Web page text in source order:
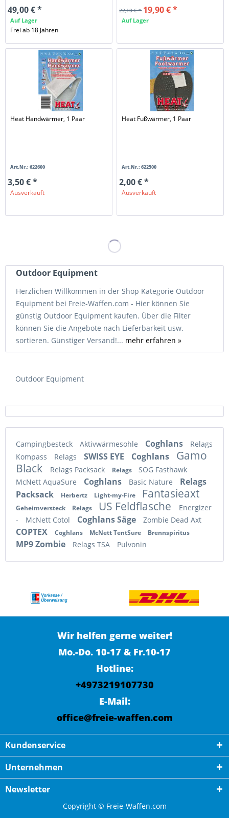
49,00 € *
Auf Lager
Frei ab 18 Jahren
22,10 € * 19,90 € *
Auf Lager
Heat Handwärmer, 1 Paar
Art.Nr.: 622600
3,50 € *
Ausverkauft
Heat Fußwärmer, 1 Paar
Art.Nr.: 622500
2,00 € *
Ausverkauft
Outdoor Equipment
Herzlichen Willkommen in der Shop Kategorie Outdoor
Equipment bei Freie-Waffen.com - Hier können Sie
günstig Outdoor Equipment kaufen. Über die Filter
können Sie die Angebote nach Lieferbarkeit usw.
sortieren. Günstiger Versand!... mehr erfahren »
Outdoor Equipment
Campingbesteck Aktivwärmesohle Coghlans
Relags
Kompass
Relags SWISS EYE Coghlans
Gamo
Black
Relags Packsack Relags
SOG Fasthawk
McNett AquaSure
Coghlans Basic Nature
Relags
Packsack
Herbertz Light-my-Fire Fantasieaxt
Geheimversteck Relags US Feldflasche
Energizer
-
McNett Cotol Coghlans Säge Zombie Dead Axt
COPTEX Coghlans McNett TentSure Brennspiritus
MP9 Zombie Relags TSA Pulvonin
Wir helfen gerne weiter!
Mo.-Do. 10-17 & Fr.10-17
Hotline:
+4973219107730
E-Mail:
office@freie-waffen.com
Kundenservice
Unternehmen
Newsletter
Copyright © Freie-Waffen.com